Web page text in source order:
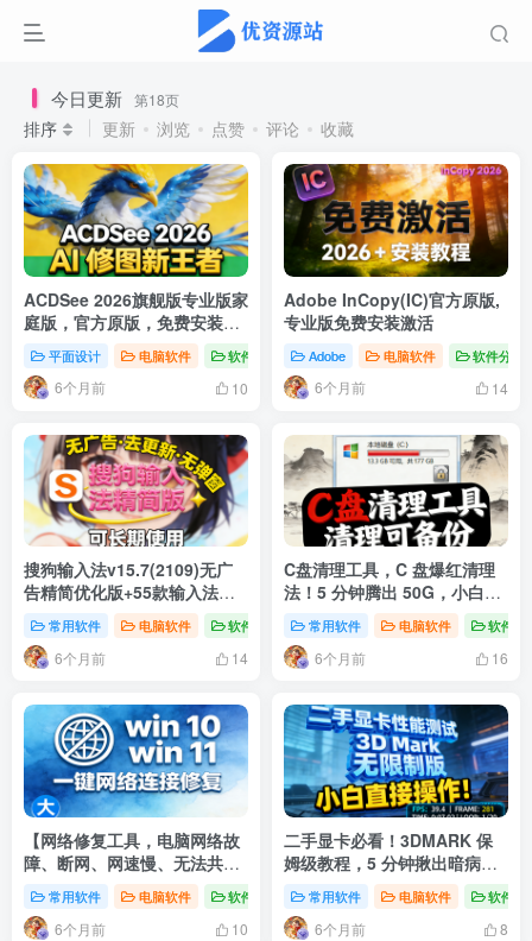
今日更新 第18页
排序 更新 浏览 点赞 评论 收藏
ACDSee 2026旗舰版专业版家
庭版，官方原版，免费安装激
平面设计 电脑软件 软件分享
6个月前 10
Adobe InCopy(IC)官方原版,
专业版免费安装激活
Adobe 电脑软件 软件分享
6个月前 14
搜狗输入法v15.7(2109)无广
告精简优化版+55款输入法皮
肤
常用软件 电脑软件 软件分享
6个月前 14
C盘清理工具，C 盘爆红清理
法！5 分钟腾出 50G，小白也
能一键搞定！
常用软件 电脑软件 软件分
6个月前 16
【网络修复工具，电脑网络故
障、断网、网速慢、无法共享
检测恢复！】
常用软件 电脑软件 软件分享
6个月前 10
二手显卡必看！3DMARK 保
姆级教程，5 分钟揪出暗病矿
常用软件 电脑软件 软件分
6个月前 8